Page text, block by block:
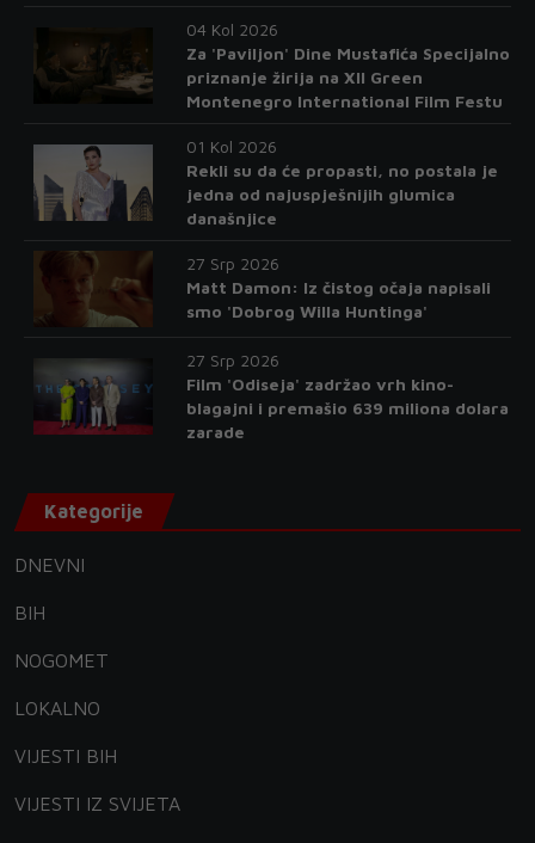
04 Kol 2026
Za 'Paviljon' Dine Mustafića Specijalno
priznanje žirija na XII Green
Montenegro International Film Festu
01 Kol 2026
Rekli su da će propasti, no postala je
jedna od najuspješnijih glumica
današnjice
27 Srp 2026
Matt Damon: Iz čistog očaja napisali
smo 'Dobrog Willa Huntinga'
27 Srp 2026
Film 'Odiseja' zadržao vrh kino-
blagajni i premašio 639 miliona dolara
zarade
Kategorije
DNEVNI
BIH
NOGOMET
LOKALNO
VIJESTI BIH
VIJESTI IZ SVIJETA